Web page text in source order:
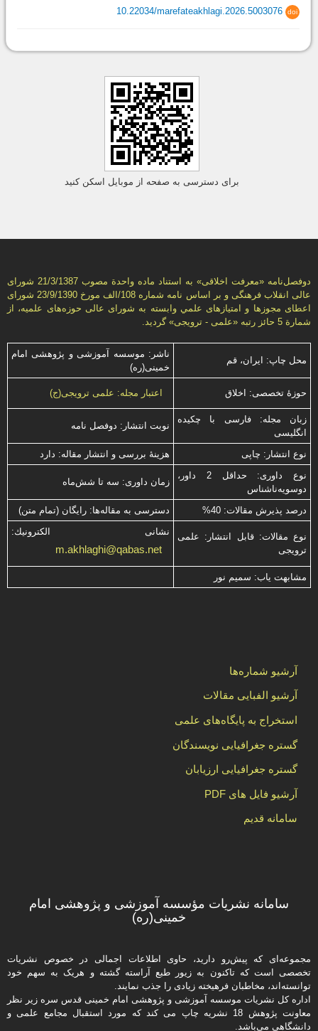
doi
10.22034/marefateakhlagi.2026.5003076
برای دسترسی به صفحه از موبایل اسکن کنید
دوفصل‌نامه «معرفت اخلاقی» به استناد ماده واحدة مصوب 21/3/1387 شورای
عالی انقلاب فرهنگی و بر اساس نامه شماره 108/الف مورخ 23/9/1390 شورای
اعطای مجوزها و امتيازهای علمي وابسته به شورای عالی حوزه‌های علميه، از
شمارة 5 حائز رتبه «علمی - ترويجی» گرديد.
محل چاپ: ایران، قم
ناشر: موسسه آموزشی و پژوهشی امام
خمینی(ره)
حوزۀ تخصصی: اخلاق اعتبار مجله: علمی ترویجی(ج)
زبان مجله: فارسی با چكیده
انگلیسی
نوبت انتشار: دوفصل نامه
نوع انتشار: چاپی
هزینۀ بررسی و انتشار مقاله: دارد
نوع داوری: حداقل 2 داور،
دوسویه‌ناشناس
زمان داوری: سه تا شش‌ماه
درصد پذیرش مقالات: 40% دسترسی به مقاله‌ها: رایگان (تمام متن)
نوع مقالات: قابل انتشار: علمی
ترویجی
نشانی الكترونیك:
m.akhlaghi@qabas.net
مشابهت ياب: سميم نور
آرشیو شماره‌ها
آرشیو الفبایی مقالات
استخراج به پایگاه‌های علمی
گستره جغرافیایی نویسندگان
گستره جغرافیایی ارزیابان
آرشیو فایل های PDF
سامانه قدیم
سامانه نشریات مؤسسه آموزشی و پژوهشی امام
خمینی(ره)
مجموعه‌ای که پیش‌رو دارید،‌ حاوی اطلاعات اجمالی در خصوص نشریات
تخصصی است که تاکنون به زیور طبع آراسته گشته و هریک به سهم خود
توانسته‌اند، مخاطبان فرهیخته‌ زیادی را جذب نمایند.
اداره كل نشریات موسسه آموزشی و پژوهشی امام خمینی قدس سره زیر نظر
معاونت پژوهش 18 نشریه چاپ می کند که مورد استقبال مجامع علمی و
دانشگاهی می‌باشد.